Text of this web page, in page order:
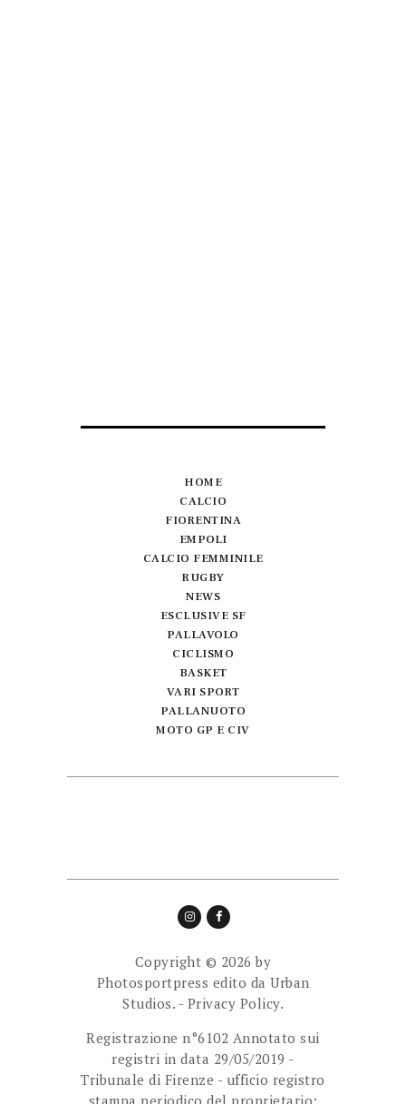
HOME
CALCIO
FIORENTINA
EMPOLI
CALCIO FEMMINILE
RUGBY
NEWS
ESCLUSIVE SF
PALLAVOLO
CICLISMO
BASKET
VARI SPORT
PALLANUOTO
MOTO GP E CIV
Copyright © 2026 by
Photosportpress edito da Urban
Studios. - Privacy Policy.
Registrazione n°6102 Annotato sui
registri in data 29/05/2019 -
Tribunale di Firenze - ufficio registro